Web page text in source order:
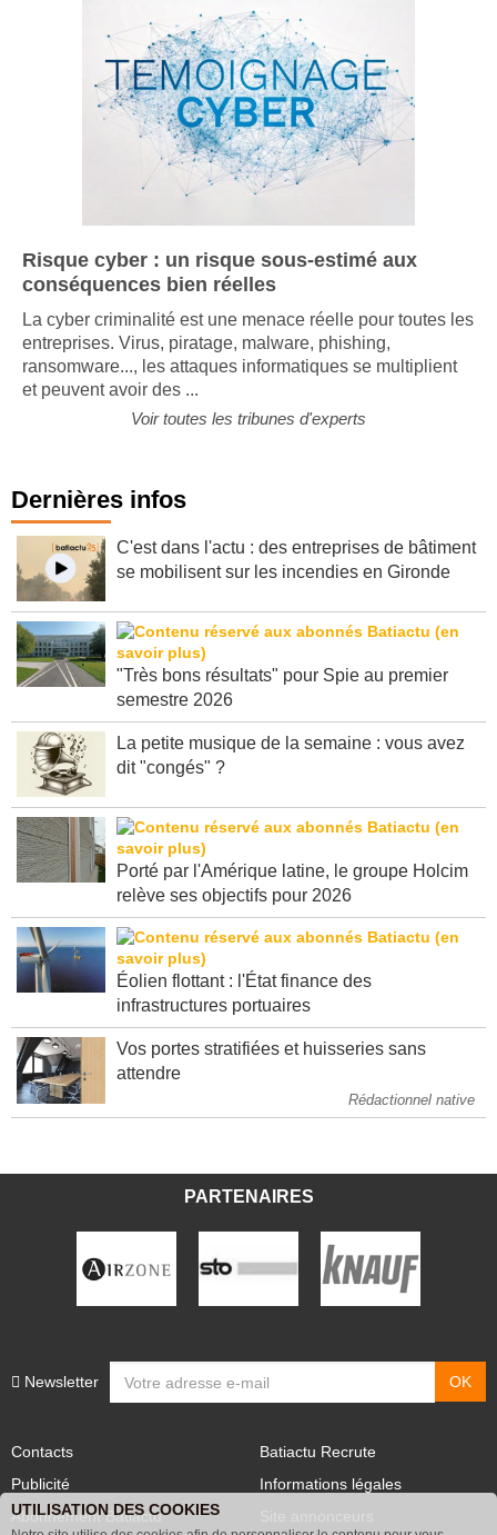
Risque cyber : un risque sous-estimé aux
conséquences bien réelles
La cyber criminalité est une menace réelle pour toutes les
entreprises. Virus, piratage, malware, phishing,
ransomware..., les attaques informatiques se multiplient
Dernières infos
C'est dans l'actu : des entreprises de bâtiment
"Très bons résultats" pour Spie au premier
La petite musique de la semaine : vous avez
Porté par l'Amérique latine, le groupe Holcim
Éolien flottant : l'État finance des
Vos portes stratifiées et huisseries sans
Rédactionnel native
Publicité
UTILISATION DES COOKIES